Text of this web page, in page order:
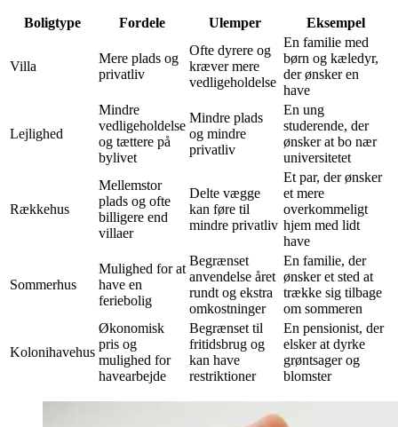
Boligtype Fordele Ulemper Eksempel
Villa
Mere plads og
privatliv
Ofte dyrere og
kræver mere
vedligeholdelse
En familie med
børn og kæledyr,
der ønsker en
have
Lejlighed
Mindre
vedligeholdelse
og tættere på
bylivet
Mindre plads
og mindre
privatliv
En ung
studerende, der
ønsker at bo nær
universitetet
Rækkehus
Mellemstor
plads og ofte
billigere end
villaer
Delte vægge
kan føre til
mindre privatliv
Et par, der ønsker
et mere
overkommeligt
hjem med lidt
have
Sommerhus
Mulighed for at
have en
feriebolig
Begrænset
anvendelse året
rundt og ekstra
omkostninger
En familie, der
ønsker et sted at
trække sig tilbage
om sommeren
Kolonihavehus
Økonomisk
pris og
mulighed for
havearbejde
Begrænset til
fritidsbrug og
kan have
restriktioner
En pensionist, der
elsker at dyrke
grøntsager og
blomster